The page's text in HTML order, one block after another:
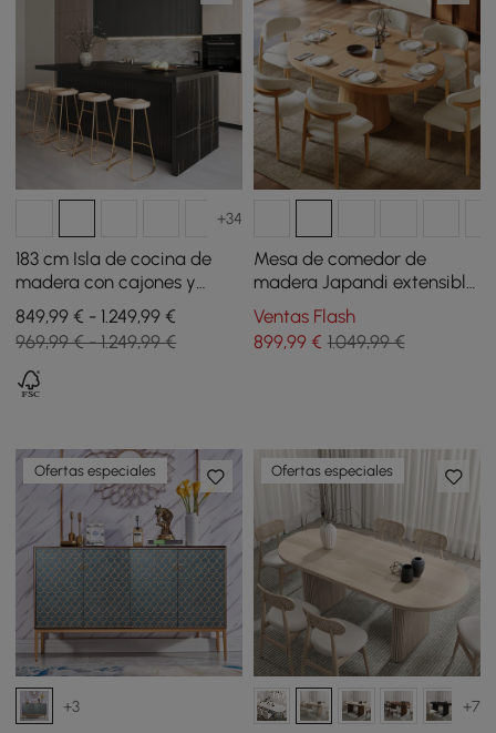
+34
183 cm Isla de cocina de
madera con cajones y
armarios negro
849,99 € - 1.249,99 €
969,99 € - 1.249,99 €
Mesa de comedor de
madera Japandi extensible
redonda a ovalada de 99–
140 cm, natural, para 4-6
personas
Ventas Flash
899,99€ 1.049,99 €
Ofertas especiales
+3
Ofertas especiales
+7